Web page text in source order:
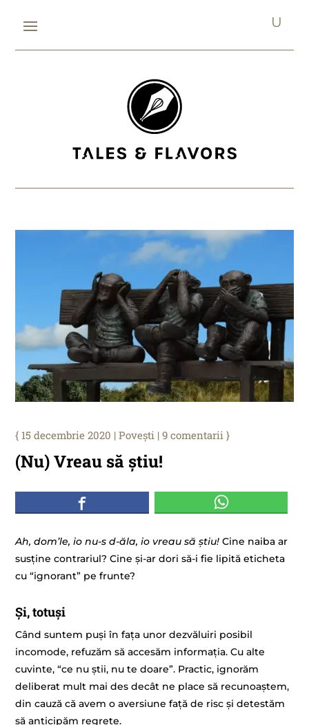
(Nu) Vreau să știu!
15 decembrie 2020 |Povești |9 comentarii
Ah, dom’le, io nu-s d-ăla, io vreau să știu! Cine naiba ar
susține contrariul? Cine și-ar dori să-i fie lipită eticheta
cu “ignorant” pe frunte?
Și, totuși
Când suntem puși în fața unor dezvăluiri posibil
incomode, refuzăm să accesăm informația. Cu alte
cuvinte, “ce nu știi, nu te doare”. Practic, ignorăm
deliberat mult mai des decât ne place să recunoaștem,
din cauză că avem o aversiune față de risc și detestăm
să anticipăm regrete.